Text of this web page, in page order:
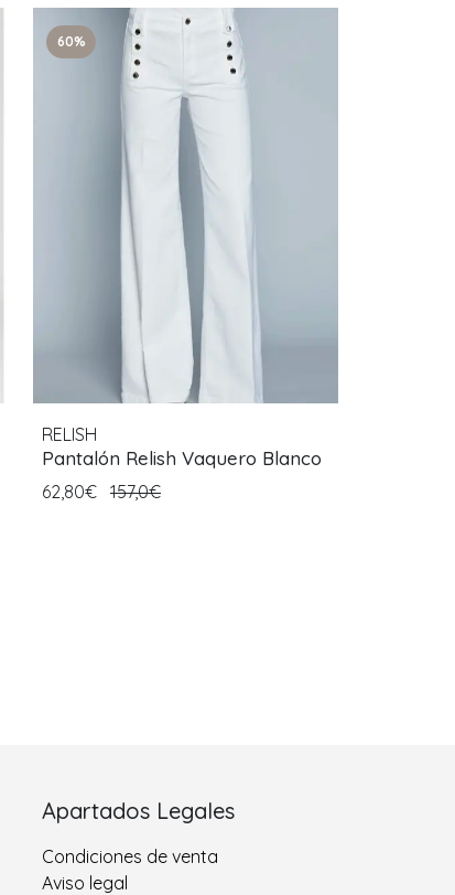
60%
RELISH
Pantalón Relish Vaquero Blanco
62,80€ 157,0€
Apartados Legales
Condiciones de venta
Aviso legal